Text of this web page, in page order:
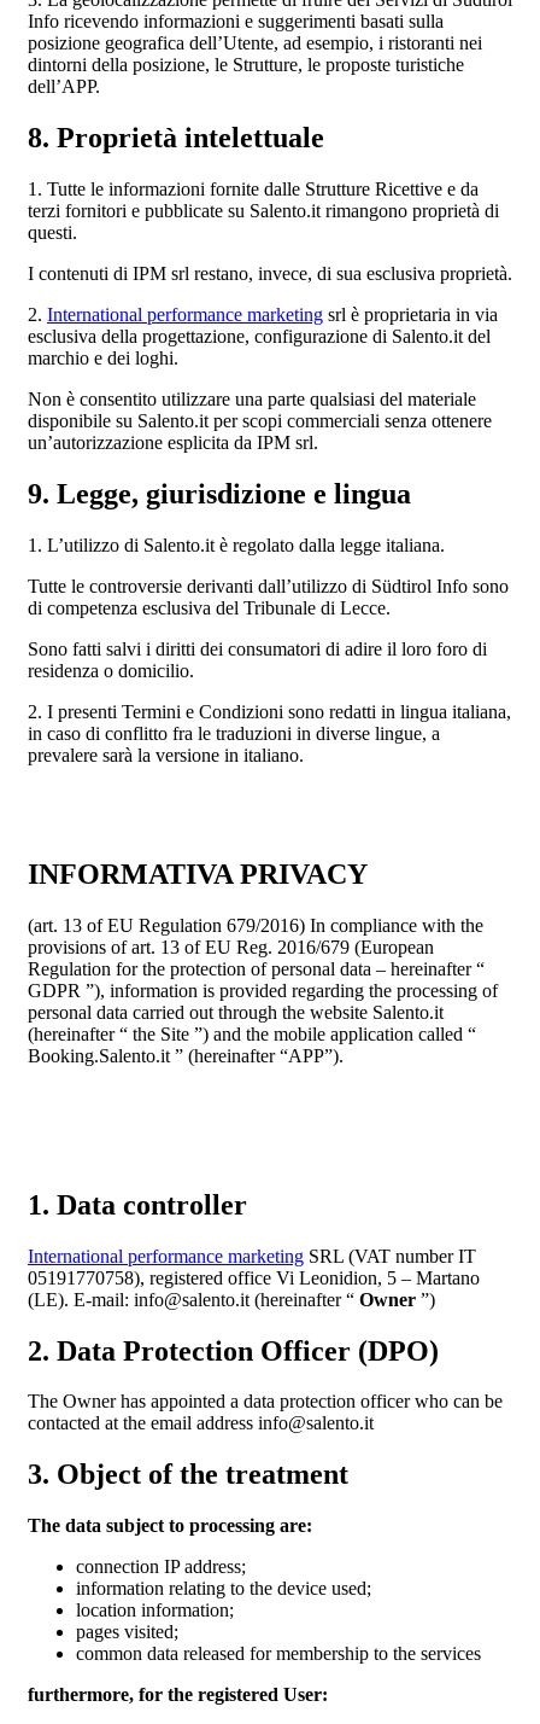
Info ricevendo informazioni e suggerimenti basati sulla
posizione geografica dell’Utente, ad esempio, i ristoranti nei
dintorni della posizione, le Strutture, le proposte turistiche
dell’APP.
8. Proprietà intelettuale
1. Tutte le informazioni fornite dalle Strutture Ricettive e da
terzi fornitori e pubblicate su Salento.it rimangono proprietà di
questi.
I contenuti di IPM srl restano, invece, di sua esclusiva proprietà.
2. International performance marketing srl è proprietaria in via
esclusiva della progettazione, configurazione di Salento.it del
marchio e dei loghi.
Non è consentito utilizzare una parte qualsiasi del materiale
disponibile su Salento.it per scopi commerciali senza ottenere
un’autorizzazione esplicita da IPM srl.
9. Legge, giurisdizione e lingua
1. L’utilizzo di Salento.it è regolato dalla legge italiana.
Tutte le controversie derivanti dall’utilizzo di Südtirol Info sono
di competenza esclusiva del Tribunale di Lecce.
Sono fatti salvi i diritti dei consumatori di adire il loro foro di
residenza o domicilio.
2. I presenti Termini e Condizioni sono redatti in lingua italiana,
in caso di conflitto fra le traduzioni in diverse lingue, a
prevalere sarà la versione in italiano.
INFORMATIVA PRIVACY
(art. 13 of EU Regulation 679/2016) In compliance with the
provisions of art. 13 of EU Reg. 2016/679 (European
Regulation for the protection of personal data – hereinafter “
GDPR ”), information is provided regarding the processing of
personal data carried out through the website Salento.it
(hereinafter “ the Site ”) and the mobile application called “
Booking.Salento.it ” (hereinafter “APP”).
1. Data controller
International performance marketing SRL (VAT number IT
05191770758), registered office Vi Leonidion, 5 – Martano
(LE). E-mail: info@salento.it (hereinafter “ Owner ”)
2. Data Protection Officer (DPO)
The Owner has appointed a data protection officer who can be
contacted at the email address info@salento.it
3. Object of the treatment
The data subject to processing are:
connection IP address;
information relating to the device used;
location information;
pages visited;
common data released for membership to the services
furthermore, for the registered User: